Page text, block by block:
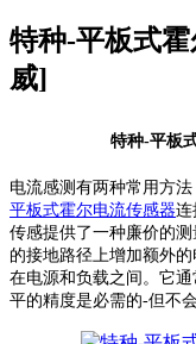
特种-平板式
威]
特种-平板
电流感测有两种常用方
平板式霍尔电流传感器连
传感提供了一种廉价的
的接地路径上增加额外
在电源和负载之间。它
平的精度是必需的-但不